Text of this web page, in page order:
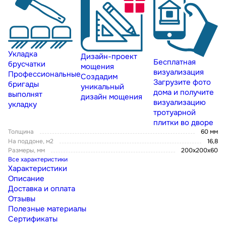
Укладка
брусчатки
Профессиональные
бригады
выполнят
укладку
Дизайн-проект
мощения
Создадим
уникальный
дизайн мощения
Бесплатная
визуализация
Загрузите фото
дома и получите
визуализацию
тротуарной
плитки во дворе
Толщина
60 мм
На поддоне, м2
16,8
Размеры, мм
200х200х60
Все характеристики
Характеристики
Описание
Доставка и оплата
Отзывы
Полезные материалы
Сертификаты